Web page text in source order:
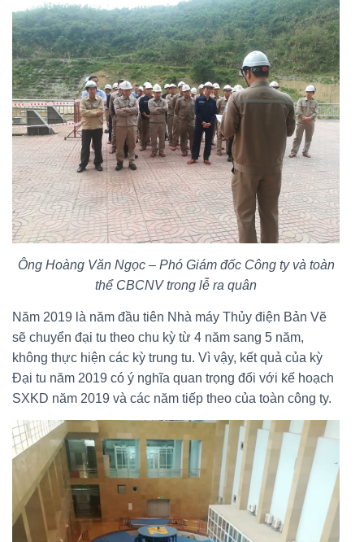
Ông Hoàng Văn Ngọc – Phó Giám đốc Công ty và toàn
thể CBCNV trong lễ ra quân
Năm 2019 là năm đầu tiên Nhà máy Thủy điện Bản Vẽ
sẽ chuyển đại tu theo chu kỳ từ 4 năm sang 5 năm,
không thực hiện các kỳ trung tu. Vì vậy, kết quả của kỳ
Đại tu năm 2019 có ý nghĩa quan trọng đối với kế hoạch
SXKD năm 2019 và các năm tiếp theo của toàn công ty.